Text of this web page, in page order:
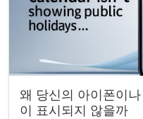
왜 당신의 아이폰이
이 표시되지 않을까